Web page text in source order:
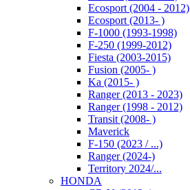
Ecosport (2004 - 2012)
Ecosport (2013- )
F-1000 (1993-1998)
F-250 (1999-2012)
Fiesta (2003-2015)
Fusion (2005- )
Ka (2015- )
Ranger (2013 - 2023)
Ranger (1998 - 2012)
Transit (2008- )
Maverick
F-150 (2023 / ...)
Ranger (2024-)
Territory 2024/...
HONDA